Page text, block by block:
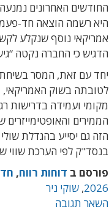
החודשים האחרונים
אמריקאי נוסף שנקלע
הדגיש כי החברה נקטה
יחד עם זאת, המסר
לטובתה בשוק האמריקאי,
הממירים
הזה גם יסייע בהגדלת
בנסד"ק לפי הערכת שווי של כ-2.6
פורסם ב דוחות רווח,
2026
, שוקי ניר
השאר תגובה